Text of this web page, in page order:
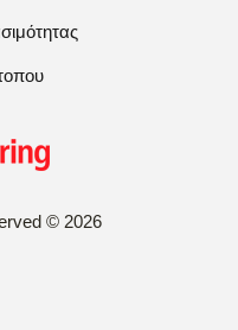
© 2026